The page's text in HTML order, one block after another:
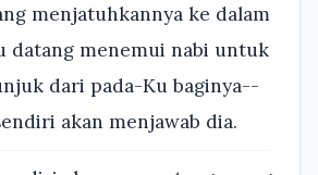
menjatuhkannya ke dalam
datang menemui nabi untuk
dari pada-Ku baginya--
akan menjawab dia.